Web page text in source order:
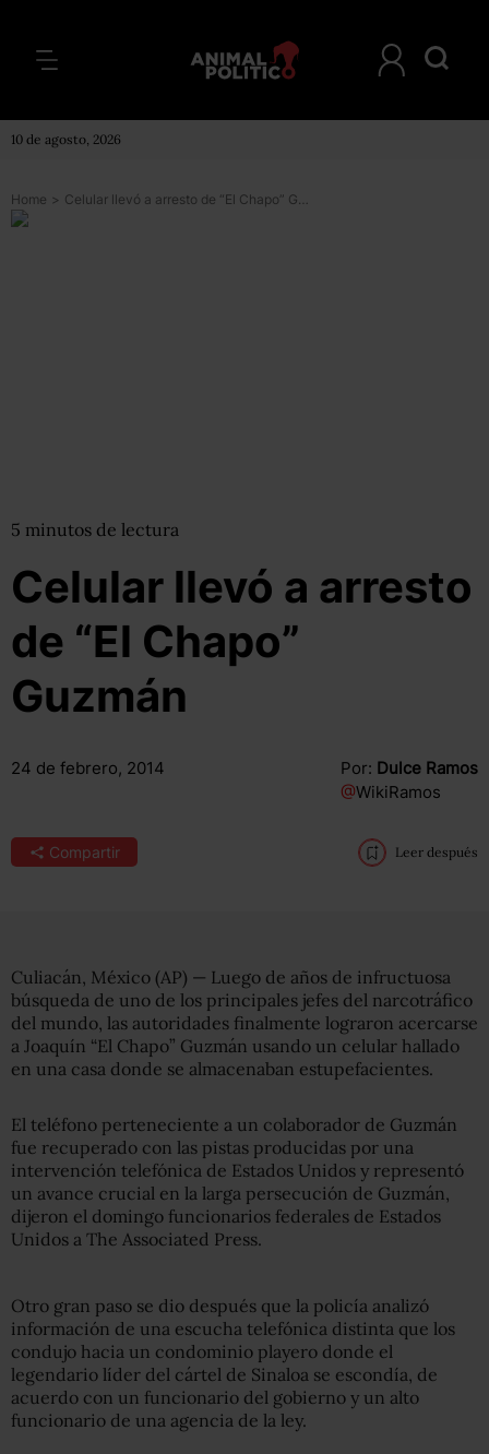
10 de agosto, 2026
Home > Celular llevó a arresto de “El Chapo” Guzmán
5 minutos de lectura
Celular llevó a arresto
de “El Chapo”
Guzmán
24 de febrero, 2014 Por: Dulce Ramos
@WikiRamos
Compartir Leer después
Culiacán, México (AP) — Luego de años de infructuosa
búsqueda de uno de los principales jefes del narcotráfico
del mundo, las autoridades finalmente lograron acercarse
a Joaquín “El Chapo” Guzmán usando un celular hallado
en una casa donde se almacenaban estupefacientes.
El teléfono perteneciente a un colaborador de Guzmán
fue recuperado con las pistas producidas por una
intervención telefónica de Estados Unidos y representó
un avance crucial en la larga persecución de Guzmán,
dijeron el domingo funcionarios federales de Estados
Unidos a The Associated Press.
Otro gran paso se dio después que la policía analizó
información de una escucha telefónica distinta que los
condujo hacia un condominio playero donde el
legendario líder del cártel de Sinaloa se escondía, de
acuerdo con un funcionario del gobierno y un alto
funcionario de una agencia de la ley.